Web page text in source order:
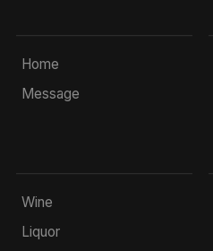
Home
Message
Wine
Liquor